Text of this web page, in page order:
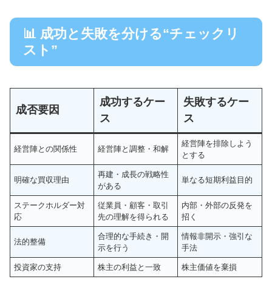
📊 成功と失敗を分ける“チェックリ
スト”
成否要因
成功するケー
ス
失敗するケー
ス
経営陣との関係性 経営陣と調整・和解
経営陣を排除しよう
とする
明確な買収理由
再建・成長の戦略性
がある
単なる短期利益目的
ステークホルダー対
応
従業員・顧客・取引
先の理解を得られる
内部・外部の反発を
招く
法的整備
合理的な手続き・開
示を行う
情報非開示・強引な
手法
投資家の支持 株主の利益と一致 株主価値を棄損